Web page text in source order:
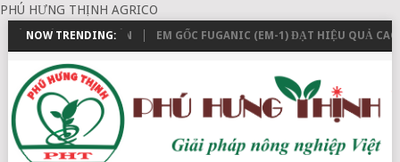
PHÚ HƯNG THỊNH AGRICO
NOW TRENDING:
VÀ THANH TOÁN EM GỐC FUGANIC (EM-1) ĐẠT HIỆU QUẢ CAO